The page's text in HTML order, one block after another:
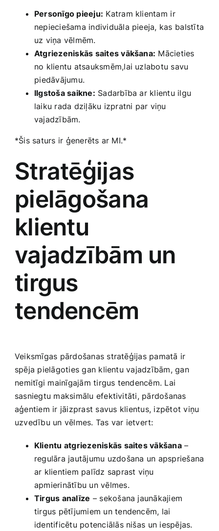
Personīgo pieeju: Katram klientam⁣ ir
nepieciešama individuāla pieeja, kas ⁢balstīta
‌uz viņa vēlmēm.
Atgriezeniskās saites vākšana: Mācieties
no klientu atsauksmēm,lai uzlabotu savu
⁤piedāvājumu.
Ilgstoša saikne: Sadarbība ‍ar klientu ilgu
laiku rada dziļāku izpratni par viņu
vajadzībām.
*Šis saturs ir ‍ģenerēts​ ar MI.*
Stratēģijas
pielāgošana
klientu ​
vajadzībām un⁤
tirgus⁣
tendencēm
Veiksmīgas pārdošanas stratēģijas pamatā ir
spēja pielāgoties gan klientu vajadzībām, ​gan
⁣nemitīgi mainīgajām tirgus tendencēm. Lai⁢
sasniegtu maksimālu efektivitāti, pārdošanas
aģentiem ir jāizprast savus ⁣klientus, ‍izpētot viņu
‍uzvedību un vēlmes. Tas var ietvert:
Klientu atgriezeniskās saites vākšana–
regulāra jautājumu uzdošana ⁤un apspriešana
ar klientiem palīdz saprast viņu
apmierinātību un vēlmes.
Tirgus ‌analīze ⁤– sekošana jaunākajiem
tirgus pētījumiem un tendencēm, ‌lai
identificētu potenciālās nišas ⁤un iespējas.